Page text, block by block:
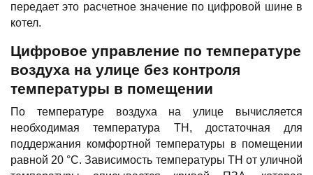
передает это расчетное значение по цифровой шине в
котел.
Цифровое управление по температуре
воздуха на улице без контроля
температуры в помещении
По температуре воздуха на улице вычисляется
необходимая температура ТН, достаточная для
поддержания комфортной температуры в помещении
равной 20 °С. Зависимость температуры ТН от уличной